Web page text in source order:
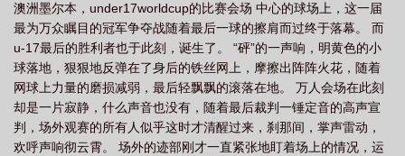
甲，齐头并进，上演精分剧本，我搞我自己。 于是乎，画
风变成了这样： 一个马甲他冷酷无情，黑衣组织内也赫赫有
名。 一个本体他偷摸缩水，帝丹小学里他吸引火
力。 从此，戏精组正式上线： 众人眼中弱小可怜
的实验体·小迹部：什么实验体，本大爷不关心！本大爷只是迹部景
吾！是捣毁组织的ace！ 众人眼中心狠手辣的boss·大迹
部：旧神已死，新神当立。这个组织将成为本大爷的王国，谁敢不
服？就要有胆品尝本大爷的手段！ 还有隐忍蛰伏的易容警
澳洲墨尔本，under17worldcup的比赛会场 中心的球场上，这一届
最为万众瞩目的冠军争夺战随着最后一球的擦肩而过终于落幕。 而
u-17最后的胜利者也于此刻，诞生了。 “砰”的一声响，明黄色的小
球落地，狠狠地反弹在了身后的铁丝网上，摩擦出阵阵火花，随着
网球上力量的磨损减弱，最后轻飘飘的滚落在地。 万人会场在此刻
却是一片寂静，什么声音也没有，随着最后裁判一锤定音的高声宣
判，场外观赛的所有人似乎这时才清醒过来，刹那间，掌声雷动，
欢呼声响彻云霄。 场外的迹部刚才一直紧张地盯着场上的情况，运